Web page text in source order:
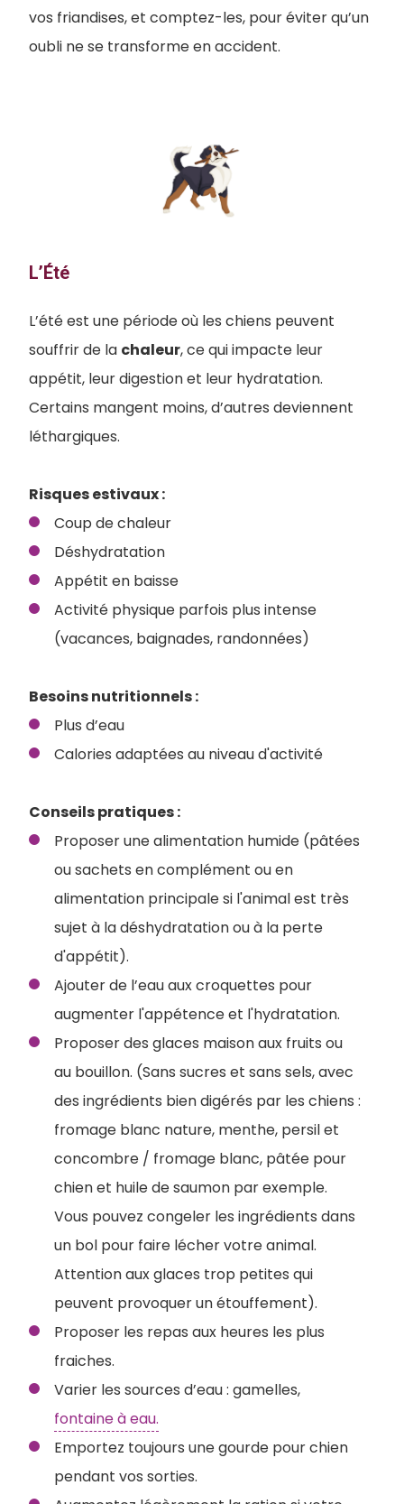
vos friandises, et comptez-les, pour éviter qu’un
oubli ne se transforme en accident.
L’Été
L’été est une période où les chiens peuvent
souffrir de la chaleur, ce qui impacte leur
appétit, leur digestion et leur hydratation.
Certains mangent moins, d’autres deviennent
léthargiques.
Risques estivaux :
Coup de chaleur
Déshydratation
Appétit en baisse
Activité physique parfois plus intense
(vacances, baignades, randonnées)
Besoins nutritionnels :
Plus d’eau
Calories adaptées au niveau d'activité
Conseils pratiques :
Proposer une alimentation humide (pâtées
ou sachets en complément ou en
alimentation principale si l'animal est très
sujet à la déshydratation ou à la perte
d'appétit).
Ajouter de l’eau aux croquettes pour
augmenter l'appétence et l'hydratation.
Proposer des glaces maison aux fruits ou
au bouillon. (Sans sucres et sans sels, avec
des ingrédients bien digérés par les chiens :
fromage blanc nature, menthe, persil et
concombre / fromage blanc, pâtée pour
chien et huile de saumon par exemple.
Vous pouvez congeler les ingrédients dans
un bol pour faire lécher votre animal.
Attention aux glaces trop petites qui
peuvent provoquer un étouffement).
Proposer les repas aux heures les plus
fraiches.
Varier les sources d’eau : gamelles,
fontaine à eau.
Emportez toujours une gourde pour chien
pendant vos sorties.